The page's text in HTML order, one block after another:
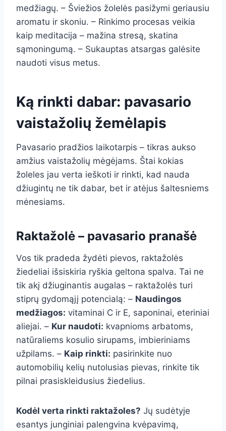
medžiagų. – Šviežios žolelės pasižymi geriausiu
aromatu ir skoniu. – Rinkimo procesas veikia
kaip meditacija – mažina stresą, skatina
sąmoningumą. – Sukauptas atsargas galėsite
naudoti visus metus.
Ką rinkti dabar: pavasario
vaistažolių žemėlapis
Pavasario pradžios laikotarpis – tikras aukso
amžius vaistažolių mėgėjams. Štai kokias
žoleles jau verta ieškoti ir rinkti, kad nauda
džiugintų ne tik dabar, bet ir atėjus šaltesniems
mėnesiams.
Raktažolė – pavasario pranašė
Vos tik pradeda žydėti pievos, raktažolės
žiedeliai išsiskiria ryškia geltona spalva. Tai ne
tik akį džiuginantis augalas – raktažolės turi
stiprų gydomąjį potencialą: – Naudingos
medžiagos: vitaminai C ir E, saponinai, eteriniai
aliejai. – Kur naudoti: kvapnioms arbatoms,
natūraliems kosulio sirupams, imbieriniams
užpilams. – Kaip rinkti: pasirinkite nuo
automobilių kelių nutolusias pievas, rinkite tik
pilnai prasiskleidusius žiedelius.
Kodėl verta rinkti raktažoles? Jų sudėtyje
esantys junginiai palengvina kvėpavimą,